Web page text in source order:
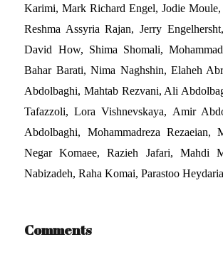
Karimi, Mark Richard Engel, Jodie
Reshma Assyria Rajan, Jerry
David How, Shima Shomali,
Bahar Barati, Nima Naghshin, Elaheh
Abdolbaghi, Mahtab Rezvani, Ali
Tafazzoli, Lora Vishnevskaya, Amir
Abdolbaghi, Mohammadreza Rezaeian,
Negar Komaee, Razieh Jafari, Mahdi
Nabizadeh, Raha Komai, Parastoo
Comments